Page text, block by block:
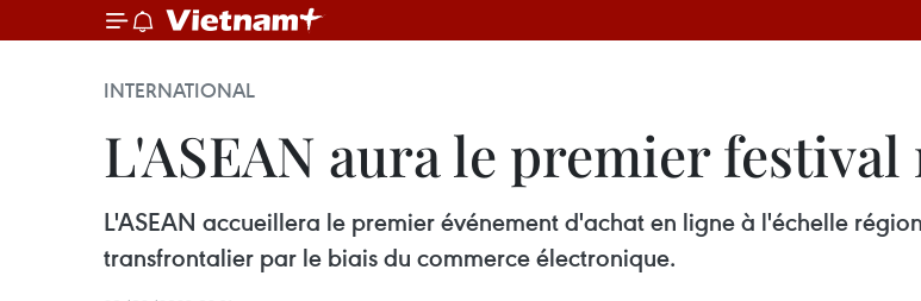
INTERNATIONAL
L'ASEAN aura le premier
L'ASEAN accueillera le premier événement d'achat en ligne à l'échelle
transfrontalier par le biais du commerce électronique.